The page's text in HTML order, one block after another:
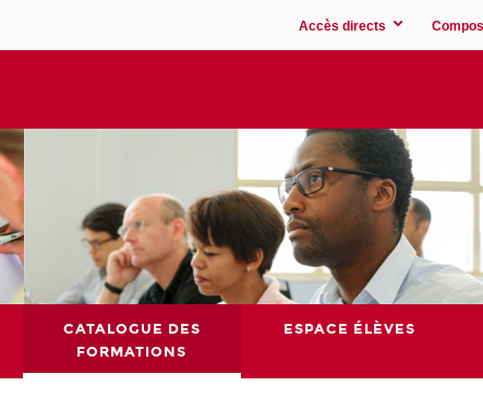
Accès directs
CATALOGUE DES
FORMATIONS
ESPACE ÉLÈVES